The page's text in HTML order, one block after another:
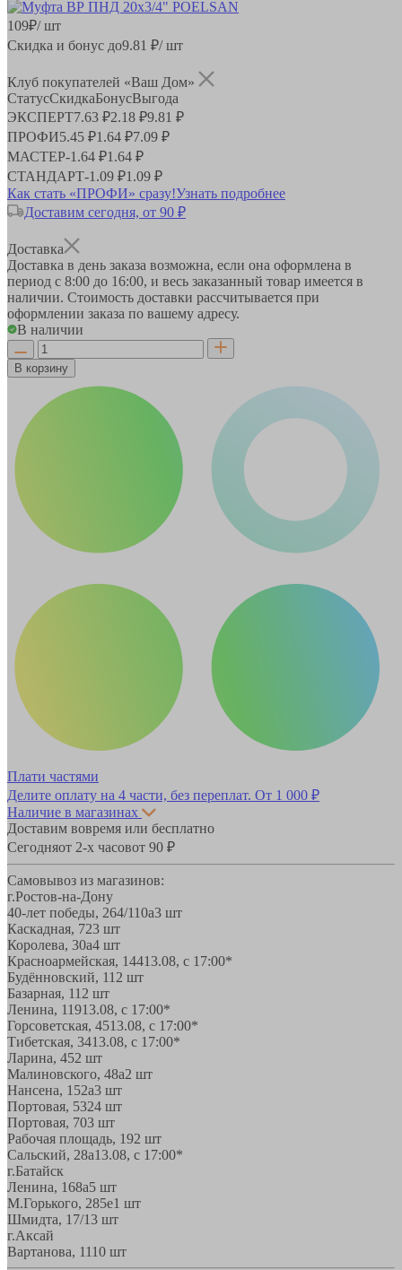
109₽/ шт
Скидка и бонус до9.81 ₽/ шт
Клуб покупателей «Ваш Дом»
СтатусСкидкаБонусВыгода
ЭКСПЕРТ7.63 ₽2.18 ₽9.81 ₽
ПРОФИ5.45 ₽1.64 ₽7.09 ₽
МАСТЕР-1.64 ₽1.64 ₽
СТАНДАРТ-1.09 ₽1.09 ₽
Как стать «ПРОФИ» сразу!Узнать подробнее
Доставим сегодня, от 90 ₽
Доставка
Доставка в день заказа возможна, если она оформлена в
период с 8:00 до 16:00, и весь заказанный товар имеется в
наличии. Стоимость доставки рассчитывается при
оформлении заказа по вашему адресу.
В наличии
В корзину
Плати частями
Делите оплату на 4 части, без переплат. От 1 000 ₽
Наличие в магазинах
Доставим вовремя или бесплатно
Сегодняот 2-х часовот 90 ₽
Самовывоз из магазинов:
г.Ростов-на-Дону
40-лет победы, 264/110а3 шт
Каскадная, 723 шт
Королева, 30а4 шт
Красноармейская, 14413.08, с 17:00*
Будённовский, 11 2 шт
Базарная, 11 2 шт
Ленина, 11913.08, с 17:00*
Горсоветская, 4513.08, с 17:00*
Тибетская, 3413.08, с 17:00*
Ларина, 452 шт
Малиновского, 48а2 шт
Нансена, 152а3 шт
Портовая, 5324 шт
Портовая, 703 шт
Рабочая площадь, 192 шт
Сальский, 28a13.08, с 17:00*
г.Батайск
Ленина, 168а5 шт
М.Горького, 285е1 шт
Шмидта, 17/13 шт
г.Аксай
Вартанова, 1110 шт